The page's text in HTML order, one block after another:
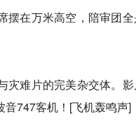
在万米高空，陪审团
难片的完美杂交体。
音747客机！[飞机轰鸣声]